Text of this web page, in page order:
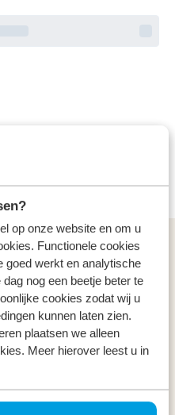
op onze website en om u
Functionele cookies
goed werkt en analytische
nog een beetje beter te
cookies zodat wij u
kunnen laten zien.
plaatsen we alleen
Meer hierover leest u in
behalf to find the best